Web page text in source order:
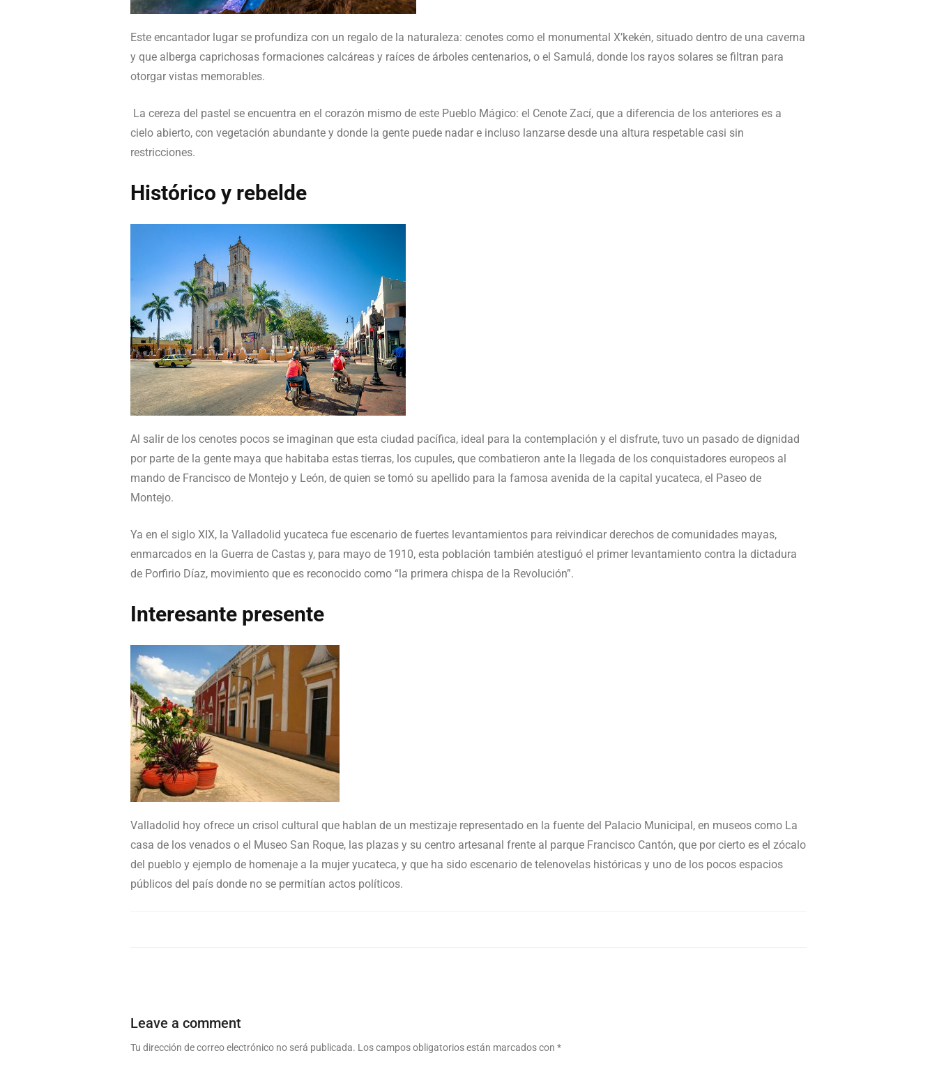
Este encantador lugar se profundiza con un regalo de la naturaleza: cenotes como el monumental X’kekén, situado dentro de una caverna
y que alberga caprichosas formaciones calcáreas y raíces de árboles centenarios, o el Samulá, donde los rayos solares se filtran para
otorgar vistas memorables.
La cereza del pastel se encuentra en el corazón mismo de este Pueblo Mágico: el Cenote Zací, que a diferencia de los anteriores es a
cielo abierto, con vegetación abundante y donde la gente puede nadar e incluso lanzarse desde una altura respetable casi sin
restricciones.
Histórico y rebelde
Al salir de los cenotes pocos se imaginan que esta ciudad pacífica, ideal para la contemplación y el disfrute, tuvo un pasado de dignidad
por parte de la gente maya que habitaba estas tierras, los cupules, que combatieron ante la llegada de los conquistadores europeos al
mando de Francisco de Montejo y León, de quien se tomó su apellido para la famosa avenida de la capital yucateca, el Paseo de
Montejo.
Ya en el siglo XIX, la Valladolid yucateca fue escenario de fuertes levantamientos para reivindicar derechos de comunidades mayas,
enmarcados en la Guerra de Castas y, para mayo de 1910, esta población también atestiguó el primer levantamiento contra la dictadura
de Porfirio Díaz, movimiento que es reconocido como “la primera chispa de la Revolución”.
Interesante presente
Valladolid hoy ofrece un crisol cultural que hablan de un mestizaje representado en la fuente del Palacio Municipal, en museos como La
casa de los venados o el Museo San Roque, las plazas y su centro artesanal frente al parque Francisco Cantón, que por cierto es el zócalo
del pueblo y ejemplo de homenaje a la mujer yucateca, y que ha sido escenario de telenovelas históricas y uno de los pocos espacios
públicos del país donde no se permitían actos políticos.
Leave a comment
Tu dirección de correo electrónico no será publicada. Los campos obligatorios están marcados con *